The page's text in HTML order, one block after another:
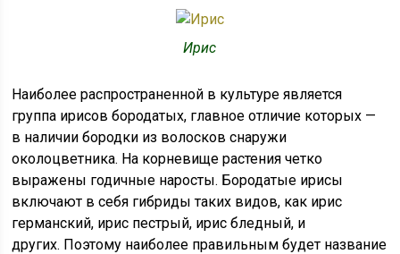
Ирис
Наиболее распространенной в культуре является
группа ирисов бородатых, главное отличие которых —
в наличии бородки из волосков снаружи
околоцветника. На корневище растения четко
выражены годичные наросты. Бородатые ирисы
включают в себя гибриды таких видов, как ирис
германский, ирис пестрый, ирис бледный, и
других. Поэтому наиболее правильным будет название